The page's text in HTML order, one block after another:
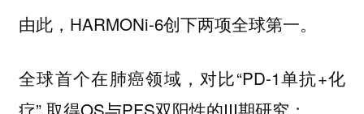
由此，HARMONi-6创下两项全球第一。
全球首个在肺癌领域，对比“PD-1单抗+化
疗” 取得OS与PFS双阳性的III期研究；